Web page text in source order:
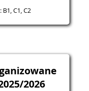
C1, C2
2026